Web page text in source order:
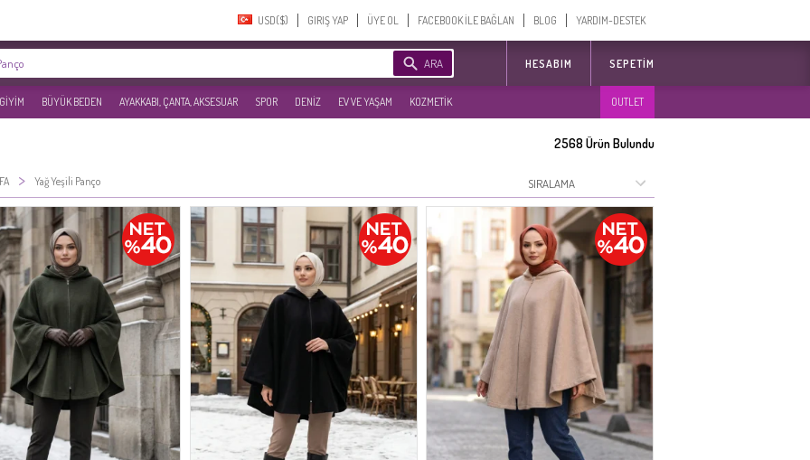
USD($)‎ GIRIŞ YAP ÜYE OL FACEBOOK İLE BAĞLAN BLOG YARDIM-DESTEK
ARA HESABIM SEPETIM
BÜYÜK BEDEN AYAKKABI, ÇANTA, AKSESUAR SPOR DENİZ EV VE YAŞAM KOZMETİK OUTLET
2568Ürün Bulundu
> Yağ Yeşili Panço